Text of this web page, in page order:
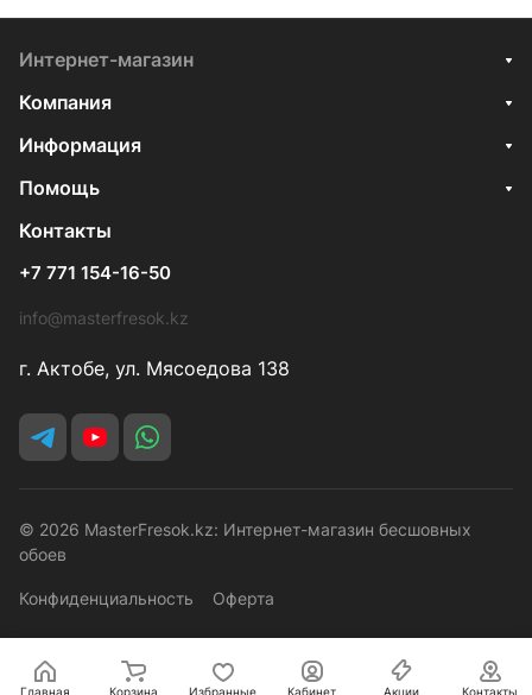
Интернет-магазин
Компания
Информация
Помощь
Контакты
+7 771 154-16-50
info@masterfresok.kz
г. Актобе, ул. Мясоедова 138
© 2026 MasterFresok.kz: Интернет-магазин бесшовных
обоев
Конфиденциальность Оферта
Главная Корзина Избранные Кабинет Акции Контакты